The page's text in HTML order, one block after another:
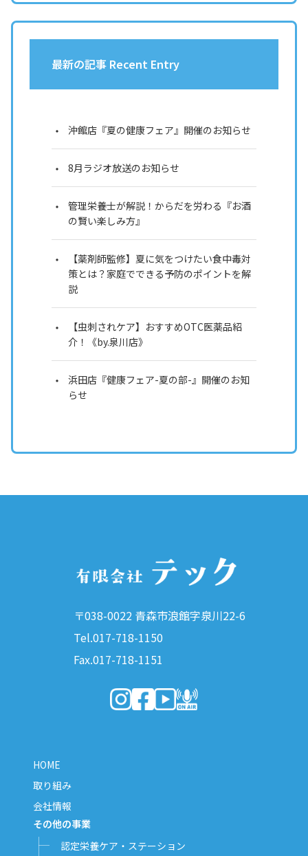
最新の記事 Recent Entry
沖館店『夏の健康フェア』開催のお知らせ
8月ラジオ放送のお知らせ
管理栄養士が解説！からだを労わる『お酒
の賢い楽しみ方』
【薬剤師監修】夏に気をつけたい食中毒対
策とは？家庭でできる予防のポイントを解
説
【虫刺されケア】おすすめOTC医薬品紹
介！《by.泉川店》
浜田店『健康フェア-夏の部-』開催のお知
らせ
〒038-0022 青森市浪館字泉川22-6
Tel.017-718-1150
Fax.017-718-1151
（新しいウィンドウで開きます）
（新しいウィンドウで開きます）
（新しいウィンドウで開き
（新しいウィンドウで
HOME
取り組み
会社情報
その他の事業
認定栄養ケア・ステーション